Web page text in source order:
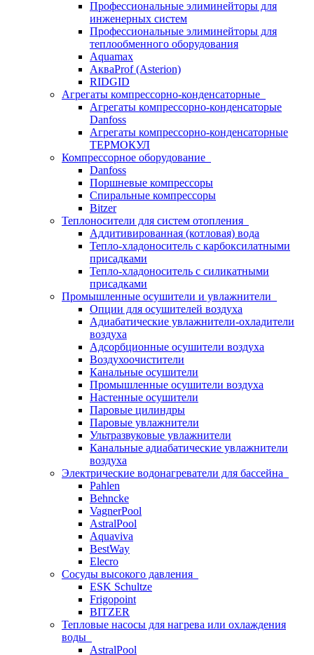
Профессиональные элиминейторы для
инженерных систем
Профессиональные элиминейторы для
теплообменного оборудования
Aquamax
АкваProf (Asterion)
RIDGID
Агрегаты компрессорно-конденсаторные
Агрегаты компрессорно-конденсаторые
Danfoss
Агрегаты компрессорно-конденсаторные
ТЕРМОКУЛ
Компрессорное оборудование
Danfoss
Поршневые компрессоры
Спиральные компрессоры
Bitzer
Теплоносители для систем отопления
Аддитивированная (котловая) вода
Тепло-хладоноситель с карбоксилатными
присадками
Тепло-хладоноситель с силикатными
присадками
Промышленные осушители и увлажнители
Опции для осушителей воздуха
Адиабатические увлажнители-охладители
воздуха
Адсорбционные осушители воздуха
Воздухоочистители
Канальные осушители
Промышленные осушители воздуха
Настенные осушители
Паровые цилиндры
Паровые увлажнители
Ультразвуковые увлажнители
Канальные адиабатические увлажнители
воздуха
Электрические водонагреватели для бассейна
Pahlen
Behncke
VagnerPool
AstralPool
Aquaviva
BestWay
Elecro
Сосуды высокого давления
ESK Schultze
Frigopoint
BITZER
Тепловые насосы для нагрева или охлаждения
воды
AstralPool